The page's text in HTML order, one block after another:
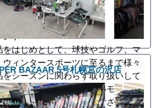
ント
はじめとして、球技やゴルフ、マ
ウィンタースポーツに至るまで様々
シーズンに関わらず取り扱いして
使っていたものや、新しいモデルを
なってしまったお品物がございまし
区横大路芝生1
BAZAAR 5号札幌宮の沢店